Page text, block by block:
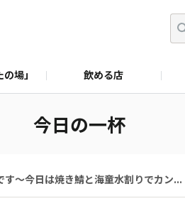
場」 飲める店
今日の一杯
す〜今日は焼き鯖と海童水割りでカン...